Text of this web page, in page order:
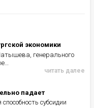
экономики
генерального
читать далее
падает
субсидии